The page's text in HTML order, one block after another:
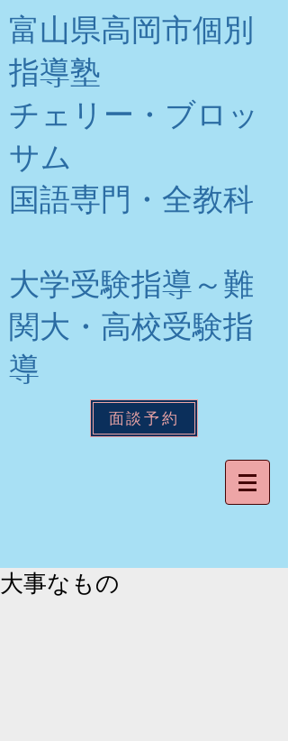
富山県高岡市個別
指導塾
チェリー・ブロッ
サム
​国語専門・全教科
大学受験指導～難
関大・高校受験指
導
面談予約
大事なもの